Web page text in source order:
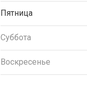
Пятница
Суббота
Воскресенье